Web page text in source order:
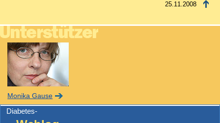
25.11.2008
Monika Gause
Diabetes-